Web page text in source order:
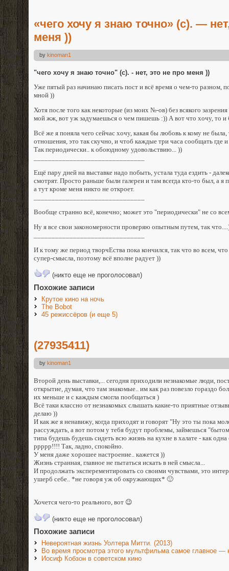
«чего хочу я знаю точно» (с). —
меня ))
by kinoman1
"чего хочу я знаю точно" (с). - нет, это не про меня ))
Уже пятый раз начинаю писать пост и всё время о чем-то разном,
мной ))
Хотя после того как некоторые (из моих №-ов) без всякого
мой жж, вот уж задумаешься о чем пишешь :)) А вот что хочу, то и
Всё же я поняла чего сейчас хочу, какая бы любовь к кому не
отношения, это так скучно, и чтоб каждые три часа сообщать где
Так периодически.. к обоюдному удовольствию... ))
Ещё пару дней на выставке надо побыть, устала туда ездить -
смотрят. Просто раньше были галереи и там всегда кто-то был, а я
а тут кроме меня никто не откроет.
Вообще странно всё, конечно; может это "периодически" не со
Ну я все свои закономерности проверяю опытным путем, так
И к тому же период творчЕства пока кончился, так что во всем,
супер-смысла, поэтому всё вполне радует ))
(никто еще не проголосовал)
Похожие записи
Крутое кино на ночь
The Bobot
45 режиссёров (и еще 5)
(27935411)
by kinoman1
Второй день выставки,... сегодня приходили незнакомые люди,
открытие, думая, что там знакомые.. им как раз повезло гораздо
их меньше и с каждым смогла пообщаться )
Всё таки классно от незнакомых слышать какие-то приятные
делаю ))
И как же я ненавижу, когда приходят и говорят "Ну это ты пока
рассуждать, а вот потом у тебя будут проблемы, займешься
типа будешь будешь сидеть всю жизнь на кухне в халате - как одна
ррррр!!!! Так, ладно, спокойно.
У меня даже хорошее настроение.. кажется ))
Жизнь странная, главное не пытаться искать в ней смысла...
И продолжать эксперементировать со своими чувствами, это
ушерб себе.. *не говоря уж об окружающих* 🙂
Хочется чего-то реального, вот 😉
(никто еще не проголосовал)
Похожие записи
Невероятная жизнь Уолтера Митти. (2013)
Во время просмотра этого мультфильма самое главное —
Иосиф Кобзон в советском кино